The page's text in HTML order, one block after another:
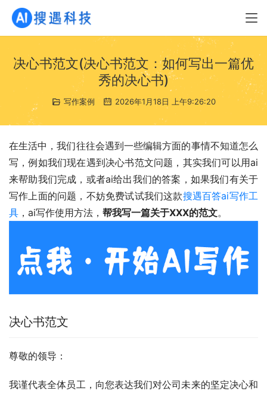
决心书范文(决心书范文：如何写出一篇优
秀的决心书)
写作案例 2026年1月18日 上午9:26:20
在生活中，我们往往会遇到一些编辑方面的事情不知道怎么
写，例如我们现在遇到决心书范文问题，其实我们可以用ai
来帮助我们完成，或者ai给出我们的答案，如果我们有关于
写作上面的问题，不妨免费试试我们这款搜遇百答ai写作工
具 ，ai写作使用方法， 帮我写一篇关于XXX的范文。
决心书范文
尊敬的领导：
我谨代表全体员工，向您表达我们对公司未来的坚定决心和